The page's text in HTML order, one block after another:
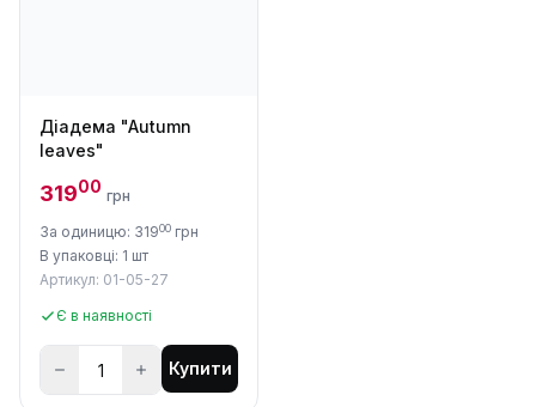
Діадема "Autumn
leaves"
31900 грн
За одиницю: 31900 грн
В упаковці: 1 шт
Артикул: 01-05-27
Є в наявності
Купити